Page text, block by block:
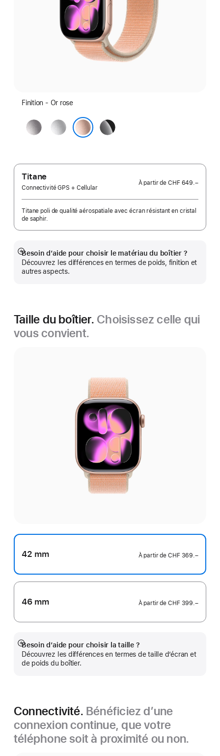
Finition - Or rose
Gris
sidéral
Argent
Noir
de
Titane
Connectivité GPS + Cellular
À partir deCHF 649.–
Titane poli de qualité aérospatiale avec écran résistant en cristal
de saphir.
Besoin d’aide pour choisir le matériau du boîtier ?
Découvrez les différences en termes de poids, finition et
autres aspects.
Afficher
plus
Taille du boîtier. Choisissez celle qui
vous convient.
42 mm À partir deCHF 369.–
46 mm À partir deCHF 399.–
Besoin d’aide pour choisir la taille ?
Découvrez les différences en termes de taille d’écran et
de poids du boîtier.
Afficher
plus
Connectivité. Bénéficiez d’une
connexion continue, que votre
téléphone soit à proximité ou non.